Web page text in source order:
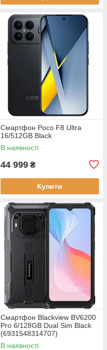
Смартфон Poco F8 Ultra
16/512GB Black
В наявності
44 999 ₴
Купити
Смартфон Blackview BV6200
Pro 6/128GB Dual Sim Black
(6931548314707)
В наявності